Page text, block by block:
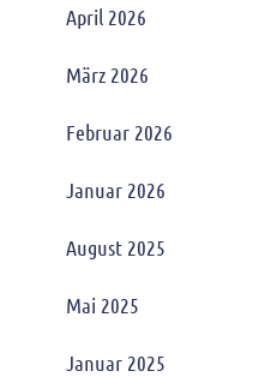
April 2026
März 2026
Februar 2026
Januar 2026
August 2025
Mai 2025
Januar 2025